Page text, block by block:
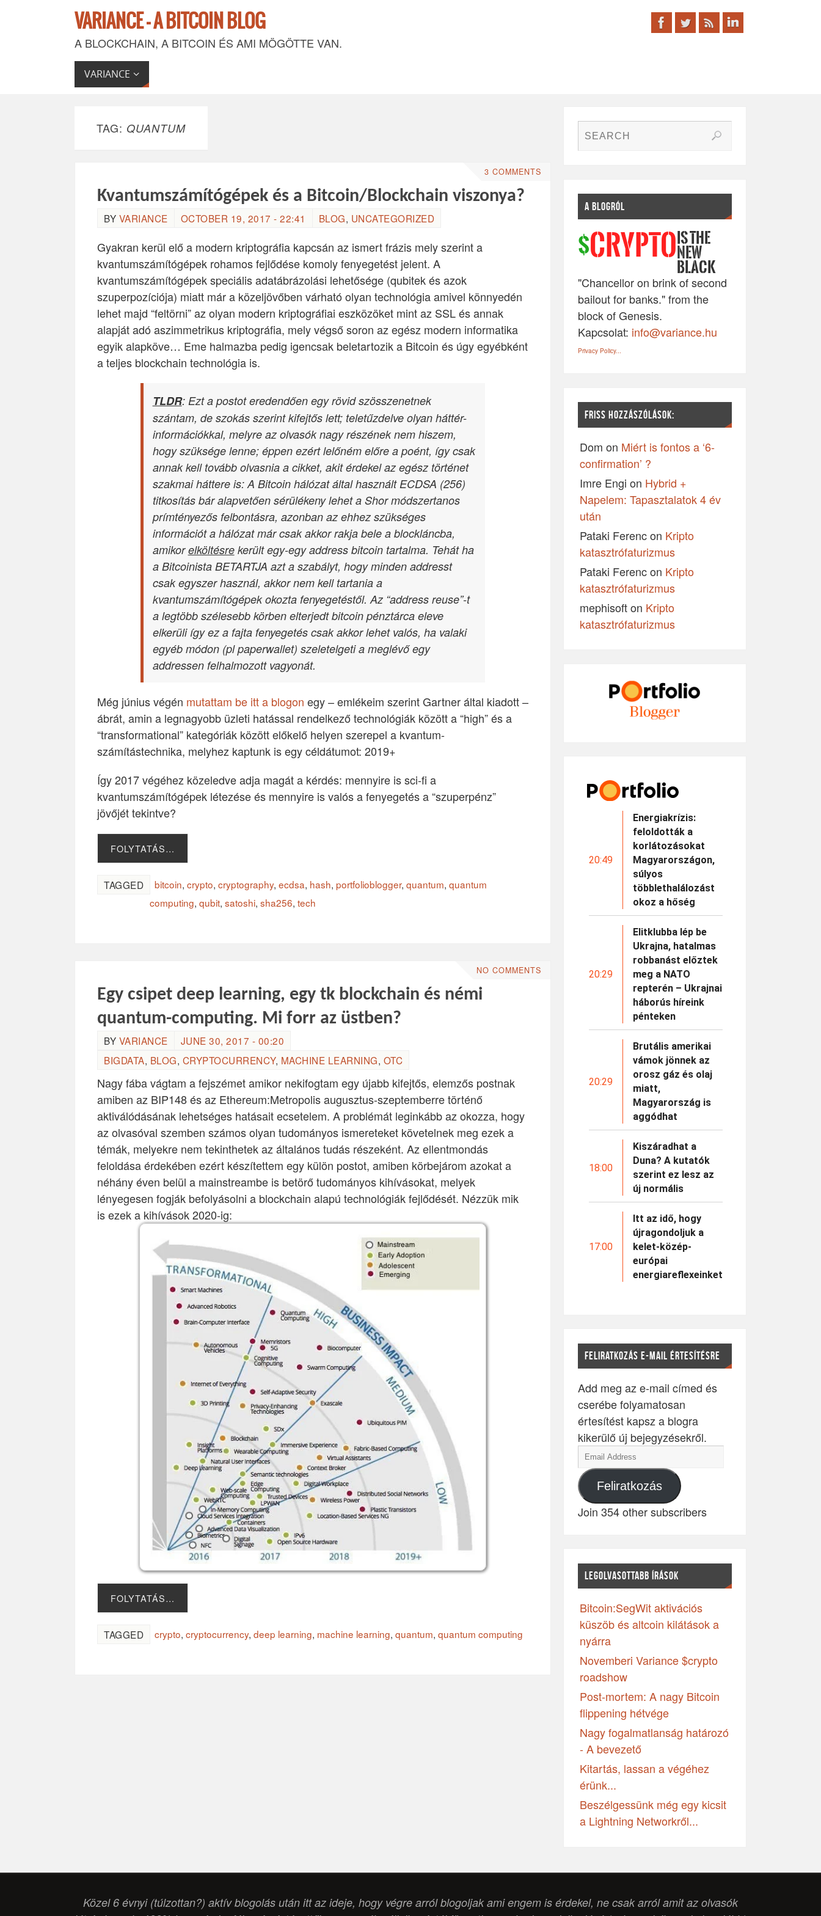
VARIANCE - A BITCOIN BLOG
A BLOCKCHAIN, A BITCOIN ÉS AMI MÖGÖTTE VAN.
VARIANCE
TAG: QUANTUM
3 COMMENTS
Kvantumszámítógépek és a Bitcoin/Blockchain viszonya?
BY VARIANCE OCTOBER 19, 2017 - 22:41 BLOG, UNCATEGORIZED
Gyakran kerül elő a modern kriptográfia kapcsán az ismert frázis mely szerint a
kvantumszámítógépek rohamos fejlődése komoly fenyegetést jelent. A
kvantumszámítógépek speciális adatábrázolási lehetősége (qubitek és azok
szuperpozíciója) miatt már a közeljövőben várható olyan technológia amivel könnyedén
lehet majd “feltörni” az olyan modern kriptográfiai eszközöket mint az SSL és annak
alapját adó aszimmetrikus kriptográfia, mely végső soron az egész modern informatika
egyik alapköve… Eme halmazba pedig igencsak beletartozik a Bitcoin és úgy egyébként
a teljes blockchain technológia is.
TLDR: Ezt a postot eredendően egy rövid szösszenetnek
szántam, de szokás szerint kifejtős lett; teletűzdelve olyan háttér-
információkkal, melyre az olvasók nagy részének nem hiszem,
hogy szüksége lenne; éppen ezért lelőném előre a poént, így csak
annak kell tovább olvasnia a cikket, akit érdekel az egész történet
szakmai háttere is: A Bitcoin hálózat által használt ECDSA (256)
titkosítás bár alapvetően sérülékeny lehet a Shor módszertanos
prímtényezős felbontásra, azonban az ehhez szükséges
információt a hálózat már csak akkor rakja bele a blockláncba,
amikorelköltésrekerült egy-egy address bitcoin tartalma. Tehát ha
a Bitcoinista BETARTJA azt a szabályt, hogy minden addresst
csak egyszer használ, akkor nem kell tartania a
kvantumszámítógépek okozta fenyegetéstől. Az “address reuse”-t
a legtöbb szélesebb körben elterjedt bitcoin pénztárca eleve
elkerüli így ez a fajta fenyegetés csak akkor lehet valós, ha valaki
egyéb módon (pl paperwallet) szeletelgeti a meglévő egy
addressen felhalmozott vagyonát.
Még június végén mutattam be itt a blogon egy – emlékeim szerint Gartner által kiadott –
ábrát, amin a legnagyobb üzleti hatással rendelkező technológiák között a “high” és a
“transformational” kategóriák között előkelő helyen szerepel a kvantum-
számítástechnika, melyhez kaptunk is egy céldátumot: 2019+
Így 2017 végéhez közeledve adja magát a kérdés: mennyire is sci-fi a
kvantumszámítógépek létezése és mennyire is valós a fenyegetés a “szuperpénz”
jövőjét tekintve?
FOLYTATÁS…
TAGGED bitcoin, crypto, cryptography, ecdsa, hash, portfolioblogger, quantum, quantum
computing, qubit, satoshi, sha256, tech
NO COMMENTS
Egy csipet deep learning, egy tk blockchain és némi
quantum-computing. Mi forr az üstben?
BY VARIANCE
JUNE 30, 2017 - 00:20
BIGDATA, BLOG, CRYPTOCURRENCY, MACHINE LEARNING, OTC
Nagy fába vágtam a fejszémet amikor nekifogtam egy újabb kifejtős, elemzős postnak
amiben az BIP148 és az Ethereum:Metropolis augusztus-szeptemberre történő
aktiválódásának lehetséges hatásait ecsetelem. A problémát leginkább az okozza, hogy
az olvasóval szemben számos olyan tudományos ismereteket követelnek meg ezek a
témák, melyekre nem tekinthetek az általános tudás részeként. Az ellentmondás
feloldása érdekében ezért készítettem egy külön postot, amiben körbejárom azokat a
néhány éven belül a mainstreambe is betörő tudományos kihívásokat, melyek
lényegesen fogják befolyásolni a blockchain alapú technológiák fejlődését. Nézzük mik
is ezek a kihívások 2020-ig:
FOLYTATÁS…
TAGGED crypto, cryptocurrency, deep learning, machine learning, quantum, quantum computing
A BLOGRÓL
$CRYPTO IS THE
NEW
BLACK
"Chancellor on brink of second
bailout for banks." from the
block of Genesis.
Kapcsolat: info@variance.hu
Privacy Policy...
FRISS HOZZÁSZÓLÁSOK:
Dom on Miért is fontos a ‘6-
confirmation’ ?
Imre Engi on Hybrid +
Napelem: Tapasztalatok 4 év
után
Pataki Ferencon Kripto
katasztrófaturizmus
Pataki Ferencon Kripto
katasztrófaturizmus
mephisofton Kripto
katasztrófaturizmus
20:49
Energiakrízis:
feloldották a
korlátozásokat
Magyarországon,
súlyos
többlethalálozást
okoz a hőség
20:29
Elitklubba lép be
Ukrajna, hatalmas
robbanást előztek
meg a NATO
repterén – Ukrajnai
háborús híreink
pénteken
20:29
Brutális amerikai
vámok jönnek az
orosz gáz és olaj
miatt,
Magyarország is
aggódhat
18:00
Kiszáradhat a
Duna? A kutatók
szerint ez lesz az
új normális
17:00
Itt az idő, hogy
újragondoljuk a
kelet-közép-
európai
energiareflexeinket
FELIRATKOZÁS E-MAIL ÉRTESÍTÉSRE
Add meg az e-mail címed és
cserébe folyamatosan
értesítést kapsz a blogra
kikerülő új bejegyzésekről.
Feliratkozás
Join 354 other subscribers
LEGOLVASOTTABB ÍRÁSOK
Bitcoin:SegWit aktivációs
küszöb és altcoin kilátások a
nyárra
Novemberi Variance $crypto
roadshow
Post-mortem: A nagy Bitcoin
flippening hétvége
Nagy fogalmatlanság határozó
- A bevezető
Kitartás, lassan a végéhez
érünk...
Beszélgessünk még egy kicsit
a Lightning Networkről...
Közel 6 évnyi (túlzottan?) aktív blogolás után itt az ideje, hogy végre arról blogoljak ami engem is érdekel, ne csak arról amit az olvasók